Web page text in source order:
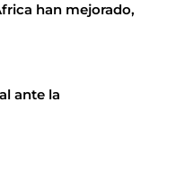
han mejorado,
ante la